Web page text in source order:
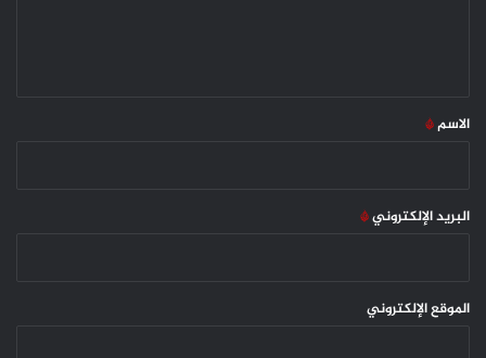
*
الاسم*
البريد الإلكتروني*
الموقع الإلكتروني